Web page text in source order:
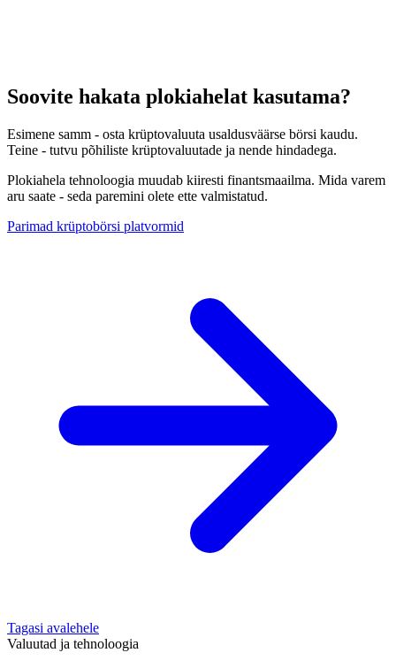
Soovite hakata plokiahelat kasutama?
Esimene samm - osta krüptovaluuta usaldusväärse börsi kaudu.
Teine - tutvu põhiliste krüptovaluutade ja nende hindadega.
Plokiahela tehnoloogia muudab kiiresti finantsmaailma. Mida varem
aru saate - seda paremini olete ette valmistatud.
Parimad krüptobörsi platvormid
Tagasi avalehele
Valuutad ja tehnoloogia